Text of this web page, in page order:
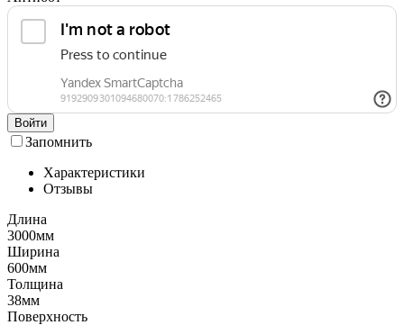
Войти
Запомнить
Характеристики
Отзывы
Длина
3000мм
Ширина
600мм
Толщина
38мм
Поверхность